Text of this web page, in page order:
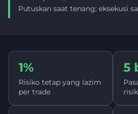
Putuskan saat tenang; eksekusi
1%
Risiko tetap yang lazim
per trade
5